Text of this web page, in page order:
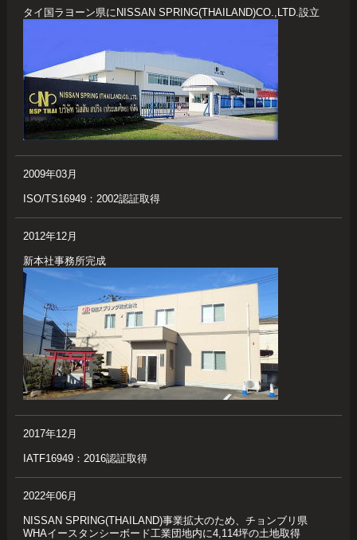
タイ国ラヨーン県にNISSAN SPRING(THAILAND)CO.,LTD.設立
2009年03月
ISO/TS16949：2002認証取得
2012年12月
新本社事務所完成
2017年12月
IATF16949：2016認証取得
2022年06月
NISSAN SPRING(THAILAND)事業拡大のため、チョンブリ県
WHAイースタンシーボード工業団地内に4,114坪の土地取得